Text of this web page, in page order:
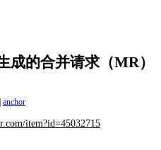
成的合并请求（MR）
anchor
item?id=45032715